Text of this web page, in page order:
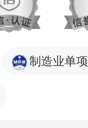
制造业单